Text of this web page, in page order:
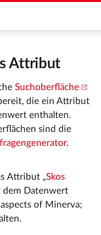
Attribut
Suchoberfläche
die ein Attribut
enthalten.
sind die
.
Attribut „Skos
dem Datenwert
of Minerva;